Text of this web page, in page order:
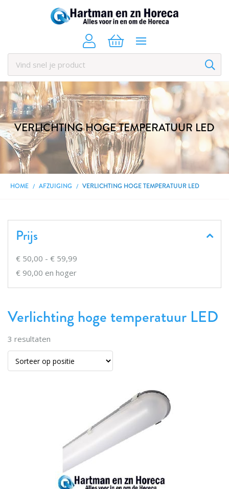
VERLICHTING HOGE TEMPERATUUR LED
HOME AFZUIGING VERLICHTING HOGE TEMPERATUUR LED
Verlichting hoge temperatuur LED
3 resultaten
Prijs
€ 50,00 - € 59,99
€ 90,00 en hoger